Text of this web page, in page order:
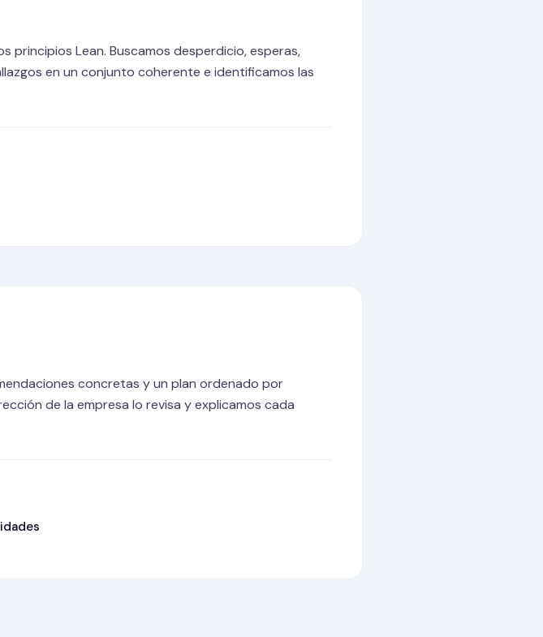
principios Lean. Buscamos desperdicio, esperas,
en un conjunto coherente e identificamos las
concretas y un plan ordenado por
de la empresa lo revisa y explicamos cada